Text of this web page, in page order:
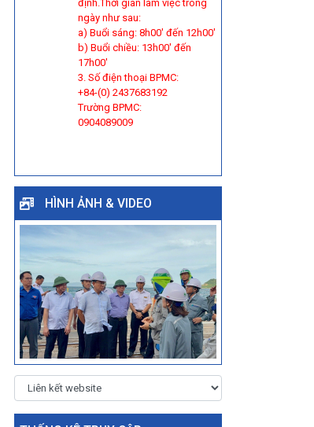
định.Thời gian làm việc trong
ngày như sau:
a) Buổi sáng: 8h00' đến 12h00'
b) Buổi chiều: 13h00' đến
17h00'
3. Số điện thoại BPMC:
+84-(0) 2437683192
Trường BPMC:
0904089009
HÌNH ẢNH & VIDEO